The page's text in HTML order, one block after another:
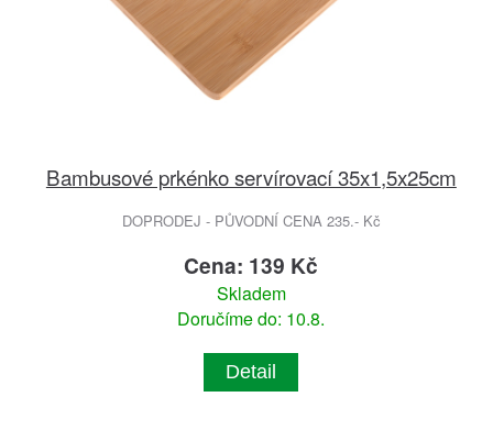
Bambusové prkénko servírovací 35x1,5x25cm
DOPRODEJ - PŮVODNÍ CENA 235.- Kč
Cena: 139 Kč
Skladem
Doručíme do: 10.8.
Detail